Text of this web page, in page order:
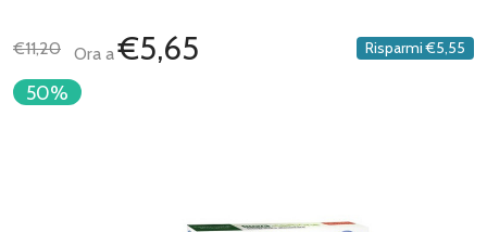
€11,20 Ora a€5,65 Risparmi €5,55
50%